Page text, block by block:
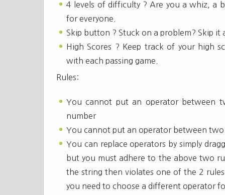
4 levels of difficulty ? Are you a whiz, a
for everyone.
Skip button ? Stuck on a problem? Skip
High Scores ? Keep track of your high
with each passing game.
Rules:
You cannot put an operator between
number
You cannot put an operator between
You can replace operators by simply
but you must adhere to the above two
the string then violates one of the 2
you need to choose a different operator